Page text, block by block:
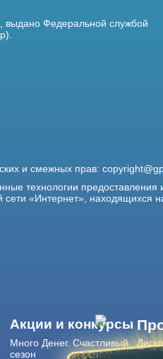
выдано Федеральной службой
и смежных прав:
технологии
«Интернет», находящихся
Акции и конкурсы
Много Денег. Счастливый
сезон